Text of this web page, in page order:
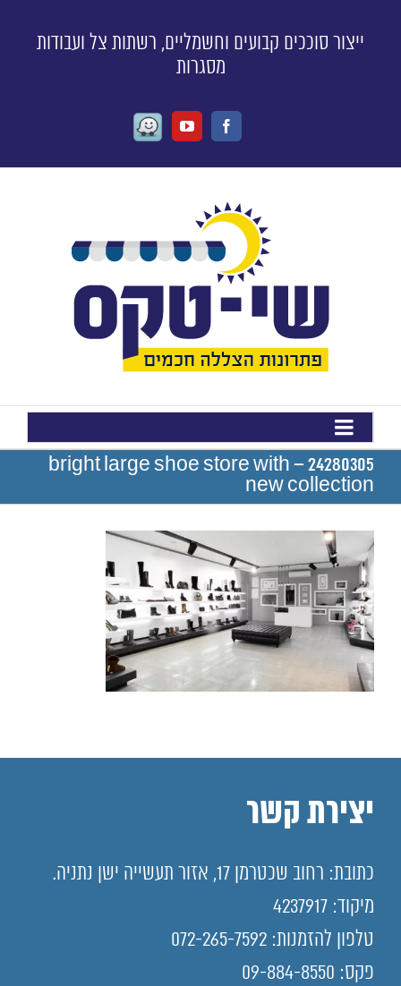
ייצור סוככים קבועים וחשמליים, רשתות צל ועבודות
מסגרות
Facebook
Youtube
Waze
24280305 – bright large shoe store with
new collection
יצירת קשר
כתובת: רחוב שכטרמן 17, אזור תעשייה ישן נתניה.
מיקוד: 4237917
טלפון להזמנות: 072-265-7592
פקס: 09-884-8550